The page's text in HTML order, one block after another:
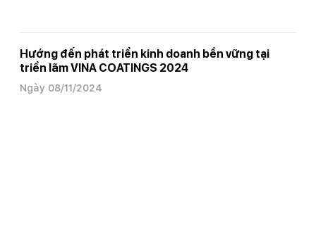
Hướng đến phát triển kinh doanh bền vững tại
triển lãm VINA COATINGS 2024
Ngày 08/11/2024